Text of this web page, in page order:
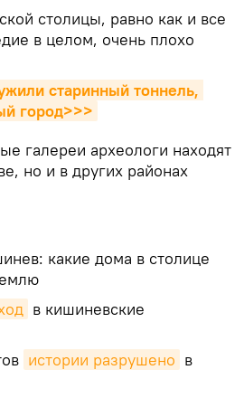
столицы, равно как и все
в целом, очень плохо
старинный тоннель,
город>>>
галереи археологи находят
но и в других районах
какие дома в столице
в кишиневские
истории разрушено в